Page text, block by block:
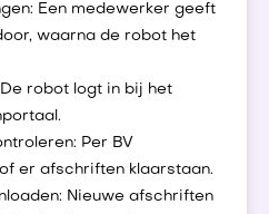
Een medewerker geeft
waarna de robot het
robot logt in bij het
Per BV
er afschriften klaarstaan.
Nieuwe afschriften